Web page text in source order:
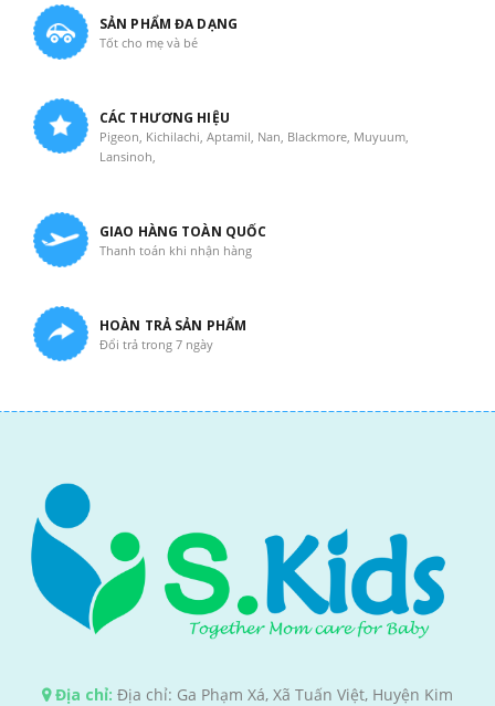
SẢN PHẨM ĐA DẠNG
Tốt cho mẹ và bé
CÁC THƯƠNG HIỆU
Pigeon, Kichilachi, Aptamil, Nan, Blackmore, Muyuum,
Lansinoh,
GIAO HÀNG TOÀN QUỐC
Thanh toán khi nhận hàng
HOÀN TRẢ SẢN PHẨM
Đổi trả trong 7 ngày
Địa chỉ: Địa chỉ: Ga Phạm Xá, Xã Tuấn Việt, Huyện Kim